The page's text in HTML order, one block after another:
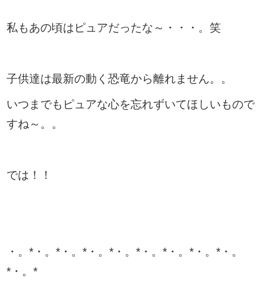
私もあの頃はピュアだったな～・・・。笑
子供達は最新の動く恐竜から離れません。。
いつまでもピュアな心を忘れずいてほしいもので
すね～。。
では！！
・。*・。*・。*・。*・。*・。*・。*・。*・。
*・。*